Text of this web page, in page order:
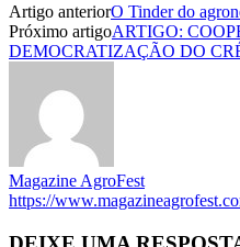
Artigo anteriorO Tinder do
Próximo artigoARTIGO:
DEMOCRATIZAÇÃO DO
Magazine AgroFest
https://